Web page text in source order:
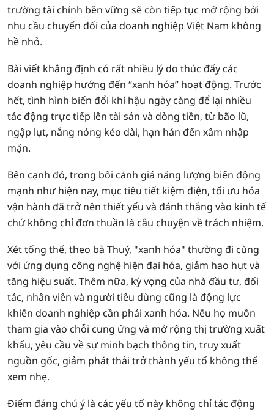
trường tài chính bền vững sẽ còn tiếp tục mở rộng bởi
nhu cầu chuyển đổi của doanh nghiệp Việt Nam không
hề nhỏ.
Bài viết khẳng định có rất nhiều lý do thúc đẩy các
doanh nghiệp hướng đến “xanh hóa” hoạt động. Trước
hết, tình hình biến đổi khí hậu ngày càng để lại nhiều
tác động trực tiếp lên tài sản và dòng tiền, từ bão lũ,
ngập lụt, nắng nóng kéo dài, hạn hán đến xâm nhập
mặn.
Bên cạnh đó, trong bối cảnh giá năng lượng biến động
mạnh như hiện nay, mục tiêu tiết kiệm điện, tối ưu hóa
vận hành đã trở nên thiết yếu và đánh thẳng vào kinh tế
chứ không chỉ đơn thuần là câu chuyện về trách nhiệm.
Xét tổng thể, theo bà Thuý, "xanh hóa" thường đi cùng
với ứng dụng công nghệ hiện đại hóa, giảm hao hụt và
tăng hiệu suất. Thêm nữa, kỳ vọng của nhà đầu tư, đối
tác, nhân viên và người tiêu dùng cũng là động lực
khiến doanh nghiệp cần phải xanh hóa. Nếu họ muốn
tham gia vào chỗi cung ứng và mở rộng thị trường xuất
khẩu, yêu cầu về sự minh bạch thông tin, truy xuất
nguồn gốc, giảm phát thải trở thành yếu tố không thể
xem nhẹ.
Điểm đáng chú ý là các yếu tố này không chỉ tác động